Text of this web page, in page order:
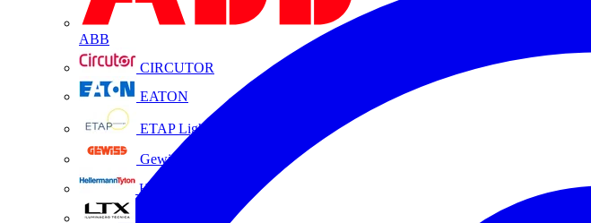
ABB
CIRCUTOR
EATON
ETAP Lighting
Gewiss
HellermannTyton